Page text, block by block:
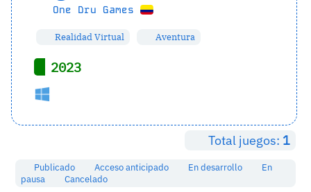
One Dru Games
Realidad Virtual Aventura
2023
Total juegos: 1
Publicado Acceso anticipado En desarrollo
En
pausa
Cancelado